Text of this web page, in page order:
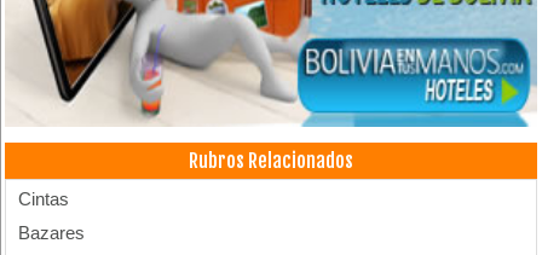
Rubros Relacionados
Cintas
Bazares